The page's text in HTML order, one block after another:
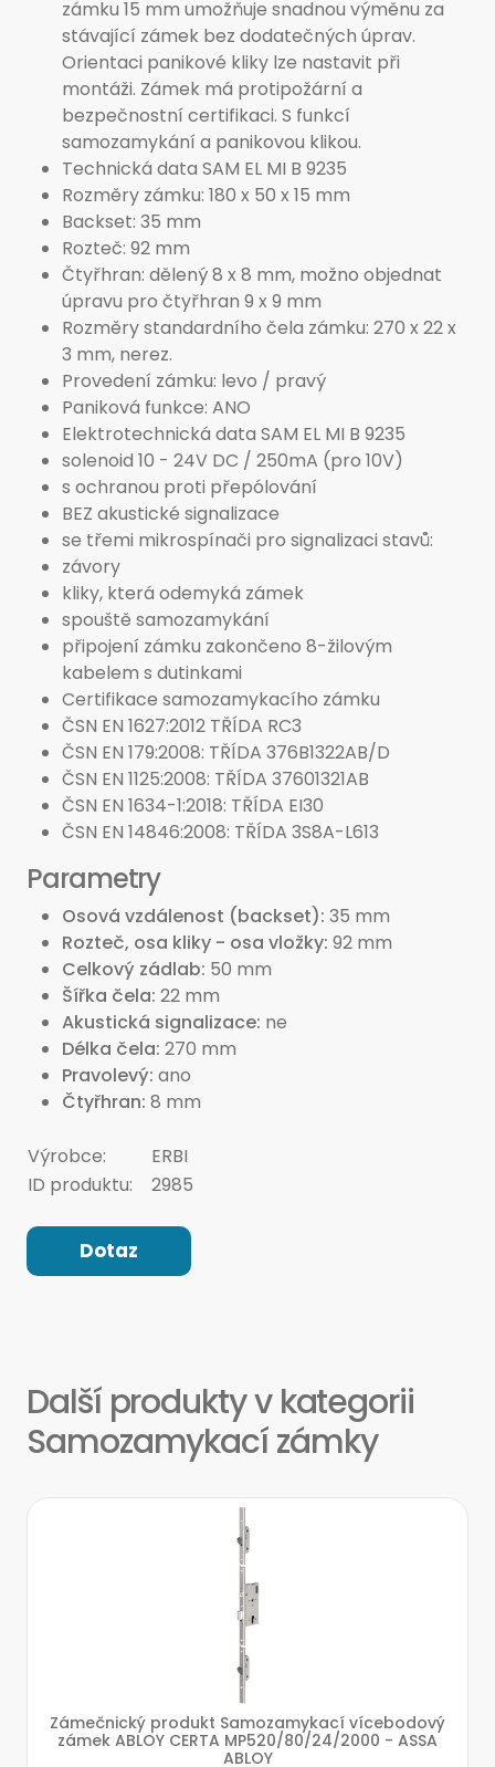
zámku 15 mm umožňuje snadnou výměnu za
stávající zámek bez dodatečných úprav.
Orientaci panikové kliky lze nastavit při
montáži. Zámek má protipožární a
bezpečnostní certifikaci. S funkcí
samozamykání a panikovou klikou.
Technická data SAM EL MI B 9235
Rozměry zámku: 180 x 50 x 15 mm
Backset: 35 mm
Rozteč: 92 mm
Čtyřhran: dělený 8 x 8 mm, možno objednat
úpravu pro čtyřhran 9 x 9 mm
Rozměry standardního čela zámku: 270 x 22 x
3 mm, nerez.
Provedení zámku: levo / pravý
Paniková funkce: ANO
Elektrotechnická data SAM EL MI B 9235
solenoid 10 - 24V DC / 250mA (pro 10V)
s ochranou proti přepólování
BEZ akustické signalizace
se třemi mikrospínači pro signalizaci stavů:
závory
kliky, která odemyká zámek
spouště samozamykání
připojení zámku zakončeno 8-žilovým
kabelem s dutinkami
Certifikace samozamykacího zámku
ČSN EN 1627:2012 TŘÍDA RC3
ČSN EN 179:2008: TŘÍDA 376B1322AB/D
ČSN EN 1125:2008: TŘÍDA 37601321AB
ČSN EN 1634-1:2018: TŘÍDA EI30
ČSN EN 14846:2008: TŘÍDA 3S8A-L613
Parametry
Osová vzdálenost (backset) 35 mm
Rozteč, osa kliky - osa vložky 92 mm
Celkový zádlab 50 mm
Šířka čela 22 mm
Akustická signalizace ne
Délka čela 270 mm
Pravolevý ano
Čtyřhran 8 mm
Výrobce:
ERBI
ID produktu:
2985
Dotaz
Další produkty v kategorii
Samozamykací zámky
Zámečnický produkt Samozamykací vícebodový
zámek ABLOY CERTA MP520/80/24/2000 - ASSA
ABLOY